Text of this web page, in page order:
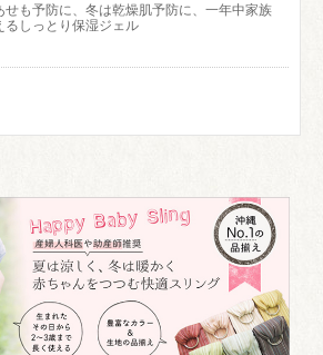
せも予防に、冬は乾燥肌予防に、一年中家族
るしっとり保湿ジェル